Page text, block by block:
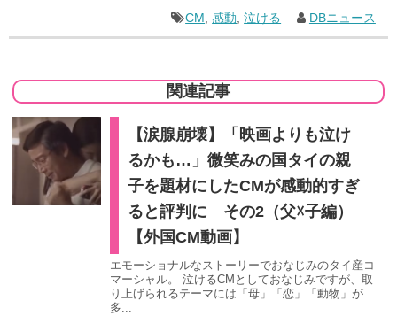
CM,感動,泣ける DBニュース
関連記事
【涙腺崩壊】「映画よりも泣け
るかも…」微笑みの国タイの親
子を題材にしたCMが感動的すぎ
ると評判に その2（父☓子編）
【外国CM動画】
エモーショナルなストーリーでおなじみのタイ産コ
マーシャル。 泣けるCMとしておなじみですが、取
り上げられるテーマには「母」「恋」「動物」が
多...